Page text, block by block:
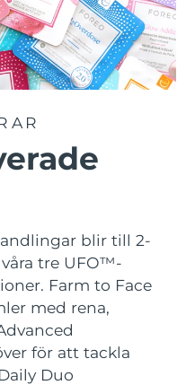
blir till 2-
tre UFO™-
Farm to Face
med rena,
för att tackla
Duo